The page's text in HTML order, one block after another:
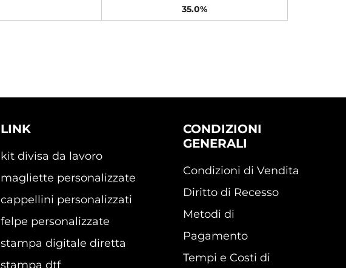
35.0%
LINK
kit divisa da lavoro
magliette personalizzate
cappellini personalizzati
felpe personalizzate
stampa digitale diretta
stampa dtf
CONDIZIONI
GENERALI
Condizioni di Vendita
Diritto di Recesso
Metodi di
Pagamento
Tempi e Costi di